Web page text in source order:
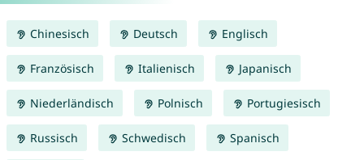
Chinesisch Deutsch Englisch
Französisch Italienisch Japanisch
Niederländisch Polnisch Portugiesisch
Russisch Schwedisch Spanisch